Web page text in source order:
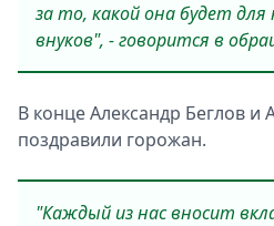
за то, какой она будет
внуков", - говорится в
В конце Александр Беглов и
поздравили горожан.
"Каждый из нас вносит